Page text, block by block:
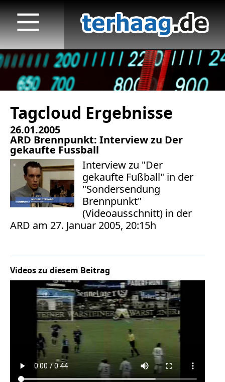
Tagcloud Ergebnisse
26.01.2005
ARD Brennpunkt: Interview zu Der
gekaufte Fussball
Interview zu "Der
gekaufte Fußball" in der
"Sondersendung
Brennpunkt"
(Videoausschnitt) in der
ARD am 27. Januar 2005, 20:15h
Videos zu diesem Beitrag
Startseite
Veröffentlichungen
TV
Radio
print & online
Bücher
Kontakt
Datenschutz
Abmahnung
Aktuelle